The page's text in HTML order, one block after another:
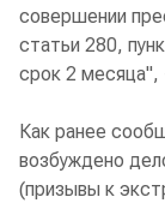
совершении
статьи 280,
срок 2 месяца",
Как ранее
возбуждено
(призывы к